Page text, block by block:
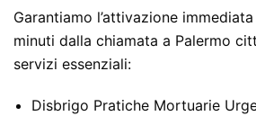
Garantiamo l’attivazione
minuti dalla chiamata a Palermo
servizi essenziali:
Disbrigo Pratiche Mortuarie